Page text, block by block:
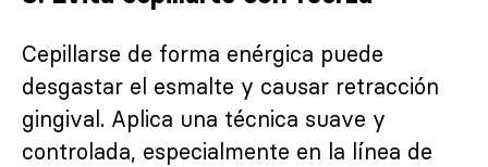
Cepillarse de forma enérgica puede
desgastar el esmalte y causar retracción
gingival. Aplica una técnica suave y
controlada, especialmente en la línea de